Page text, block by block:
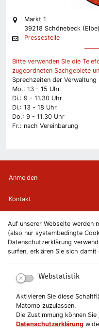
Auf unserer Webseite werden
(also nur systembedingte
Datenschutzerklärung
surfen, erklären Sie sich damit
Webstatistik
Aktivieren Sie diese
Matomo zuzulassen.
Die Zustimmung können
Datenschutzerklärung
Markt 1
39218 Schönebeck (Elbe)
Pressestelle
Bitte verwenden Sie die
zugeordneten Sachgebiete
Sprechzeiten der Verwaltung
Mo.: 13 - 15 Uhr
Di.: 9 - 11.30 Uhr
Di.: 13 - 18 Uhr
Do.: 9 - 11.30 Uhr
Fr.: nach Vereinbarung
Anmelden
Kontakt
Newsletter
Newsletterabmeldung
Impressum
Datenschutzerklärung
Erklärung zur Barrierefreiheit
Leichte Sprache